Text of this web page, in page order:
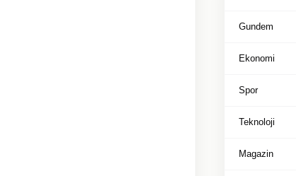
Gundem
Ekonomi
Spor
Teknoloji
Magazin